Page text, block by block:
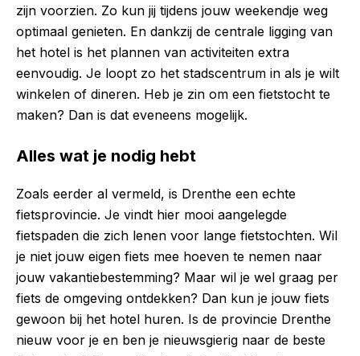
zijn voorzien. Zo kun jij tijdens jouw weekendje weg
optimaal genieten. En dankzij de centrale ligging van
het hotel is het plannen van activiteiten extra
eenvoudig. Je loopt zo het stadscentrum in als je wilt
winkelen of dineren. Heb je zin om een fietstocht te
maken? Dan is dat eveneens mogelijk.
Alles wat je nodig hebt
Zoals eerder al vermeld, is Drenthe een echte
fietsprovincie. Je vindt hier mooi aangelegde
fietspaden die zich lenen voor lange fietstochten. Wil
je niet jouw eigen fiets mee hoeven te nemen naar
jouw vakantiebestemming? Maar wil je wel graag per
fiets de omgeving ontdekken? Dan kun je jouw fiets
gewoon bij het hotel huren. Is de provincie Drenthe
nieuw voor je en ben je nieuwsgierig naar de beste